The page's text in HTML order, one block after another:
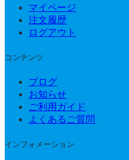
マイページ
注文履歴
ログアウト
コンテンツ
ブログ
お知らせ
ご利用ガイド
よくあるご質問
インフォメーション